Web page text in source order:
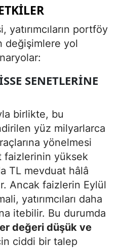
yatırımcıların portföy
değişimlere yol
SENETLERINE
birlikte, bu
yüz milyarlarca
yönelmesi
faizlerinin yüksek
TL mevduat hâlâ
Ancak faizlerin Eylül
yatırımcıları daha
itebilir. Bu durumda
değeri düşük ve
ciddi bir talep